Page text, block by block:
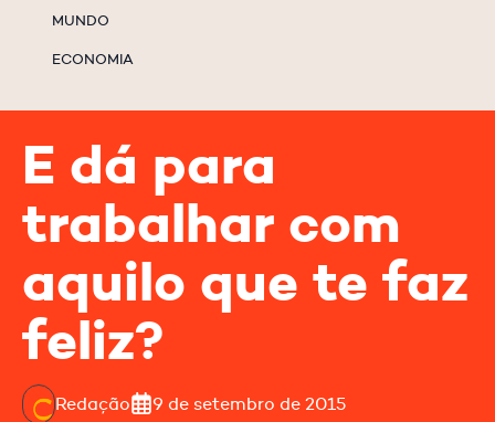
MUNDO
ECONOMIA
E dá para
trabalhar com
aquilo que te faz
feliz?
Redação 9 de setembro de 2015